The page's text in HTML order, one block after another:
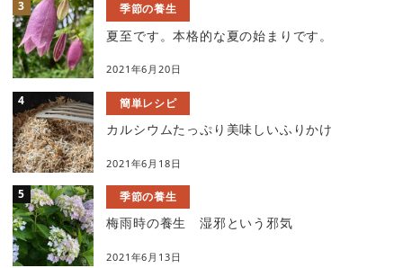
季節の養生
夏至です。本格的な夏の始まりです。
2021年6月20日
簡単レシピ
カルシウムたっぷり美味しいふりかけ
2021年6月18日
季節の養生
梅雨時の養生 湿邪という邪気
2021年6月13日